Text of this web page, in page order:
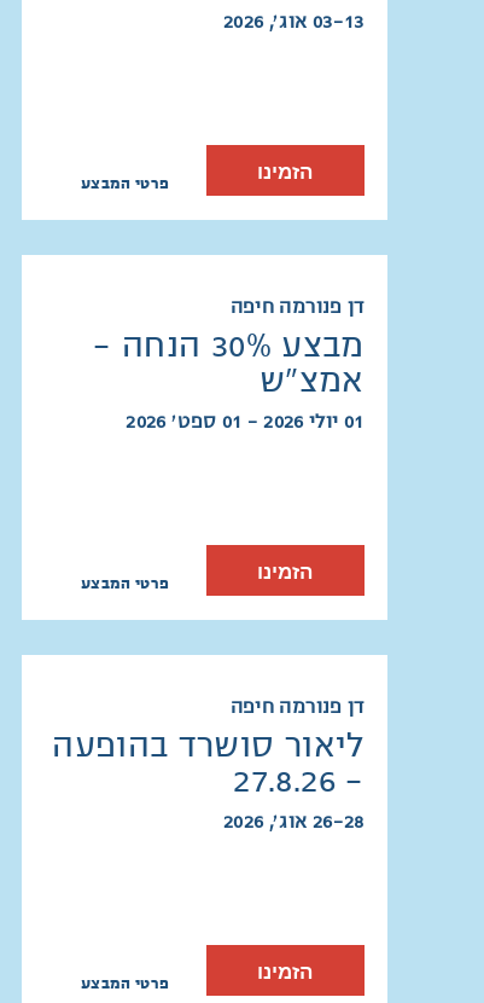
03-13 אוג׳, 2026
הזמינו פרטי המבצע
דן פנורמה חיפה
מבצע 30% הנחה -
אמצ"ש
01 יולי 2026 - 01 ספט׳ 2026
הזמינו פרטי המבצע
דן פנורמה חיפה
ליאור סושרד בהופעה
- 27.8.26
26-28 אוג׳, 2026
הזמינו פרטי המבצע